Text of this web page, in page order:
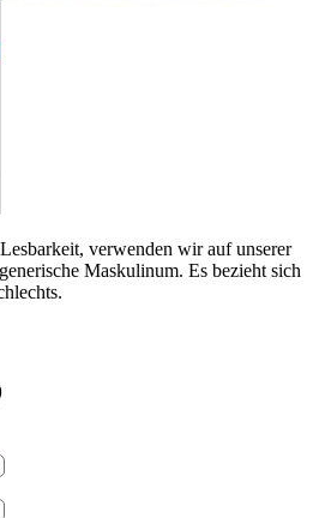
verwenden wir auf unserer
Maskulinum. Es bezieht sich